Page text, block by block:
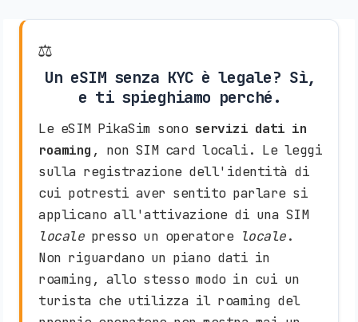
⚖️
Un eSIM senza KYC è legale? Sì,
e ti spieghiamo perché.
Le eSIM PikaSim sono servizi dati in
roaming , non SIM card locali. Le leggi
sulla registrazione dell'identità di
cui potresti aver sentito parlare si
applicano all'attivazione di una SIM
localepresso un operatore locale.
Non riguardano un piano dati in
roaming, allo stesso modo in cui un
turista che utilizza il roaming del